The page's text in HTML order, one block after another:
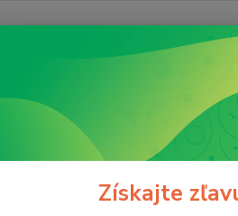
E-shop
Získajte